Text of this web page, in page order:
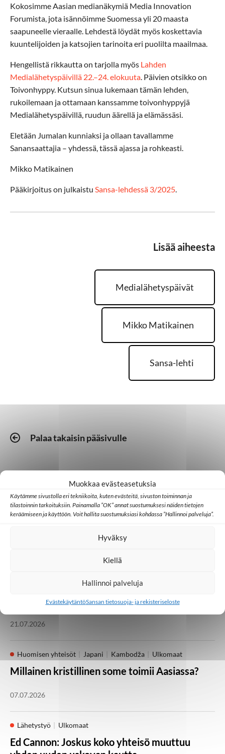
Muokkaa evästeasetuksia
Käytämme sivustolla eri tekniikoita, kuten evästeitä, sivuston toiminnan ja
tilastoinnin tarkoituksiin. Painamalla ”OK” annat suostumuksesi näiden tietojen
keräämiseen ja käyttöön. Voit hallita suostumuksiasi kohdassa ”Hallinnoi palveluja”.
Hyväksy
Kiellä
Hallinnoi palveluja
EvästekäytäntöSansan tietosuoja- ja rekisteriseloste
Kokosimme Aasian medianäkymiä Media Innovation
Forumista, jota isännöimme Suomessa yli 20 maasta
saapuneelle vieraalle. Lehdestä löydät myös koskettavia
kuuntelijoiden ja katsojien tarinoita eri puolilta maailmaa.
Hengellistä rikkautta on tarjolla myös Lahden
Medialähetyspäivillä 22.–24. elokuuta. Päivien otsikko on
Toivonhyppy. Kutsun sinua lukemaan tämän lehden,
rukoilemaan ja ottamaan kanssamme toivonhyppyjä
Medialähetyspäivillä, ruudun äärellä ja elämässäsi.
Eletään Jumalan kunniaksi ja ollaan tavallamme
Sanansaattajia – yhdessä, tässä ajassa ja rohkeasti.
Mikko Matikainen
Pääkirjoitus on julkaistu Sansa-lehdessä 3/2025.
Lisää aiheesta
Medialähetyspäivät
Mikko Matikainen
Sansa-lehti
Palaa takaisin pääsivulle
Vielä on kesäjuhlia
jäljellä! Medialähetyspäivät Lempäälässä 21.–
23. elokuuta
Heikki Kärhän kutsumuksena on evankeliumin
julistaminen
21.07.2026
Huomisen yhteisöt Japani Kambodža Ulkomaat
Millainen kristillinen some toimii Aasiassa?
07.07.2026
Lähetystyö Ulkomaat
Ed Cannon: Joskus koko yhteisö muuttuu